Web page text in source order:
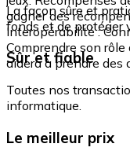
gagner des
Interopérabilité :
Comprendre son
aidera à prendre des
La façon sûre et
fonds et de protéger
Sûr et fiable
Toutes nos
informatique.
Le meilleur prix